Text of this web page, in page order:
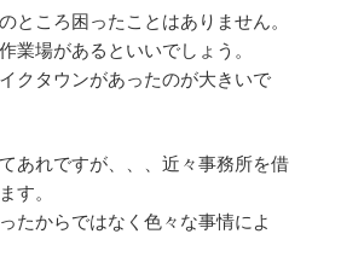
ところ困ったことはありません。
業場があるといいでしょう。
クタウンがあったのが大きいで
あれですが、、、近々事務所を借
す。
たからではなく色々な事情によ